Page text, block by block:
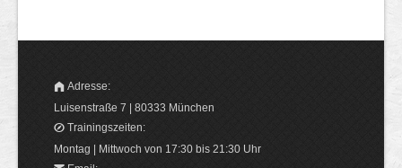
Adresse:
Luisenstraße 7 | 80333 München
Trainingszeiten:
Montag | Mittwoch von 17:30 bis 21:30 Uhr